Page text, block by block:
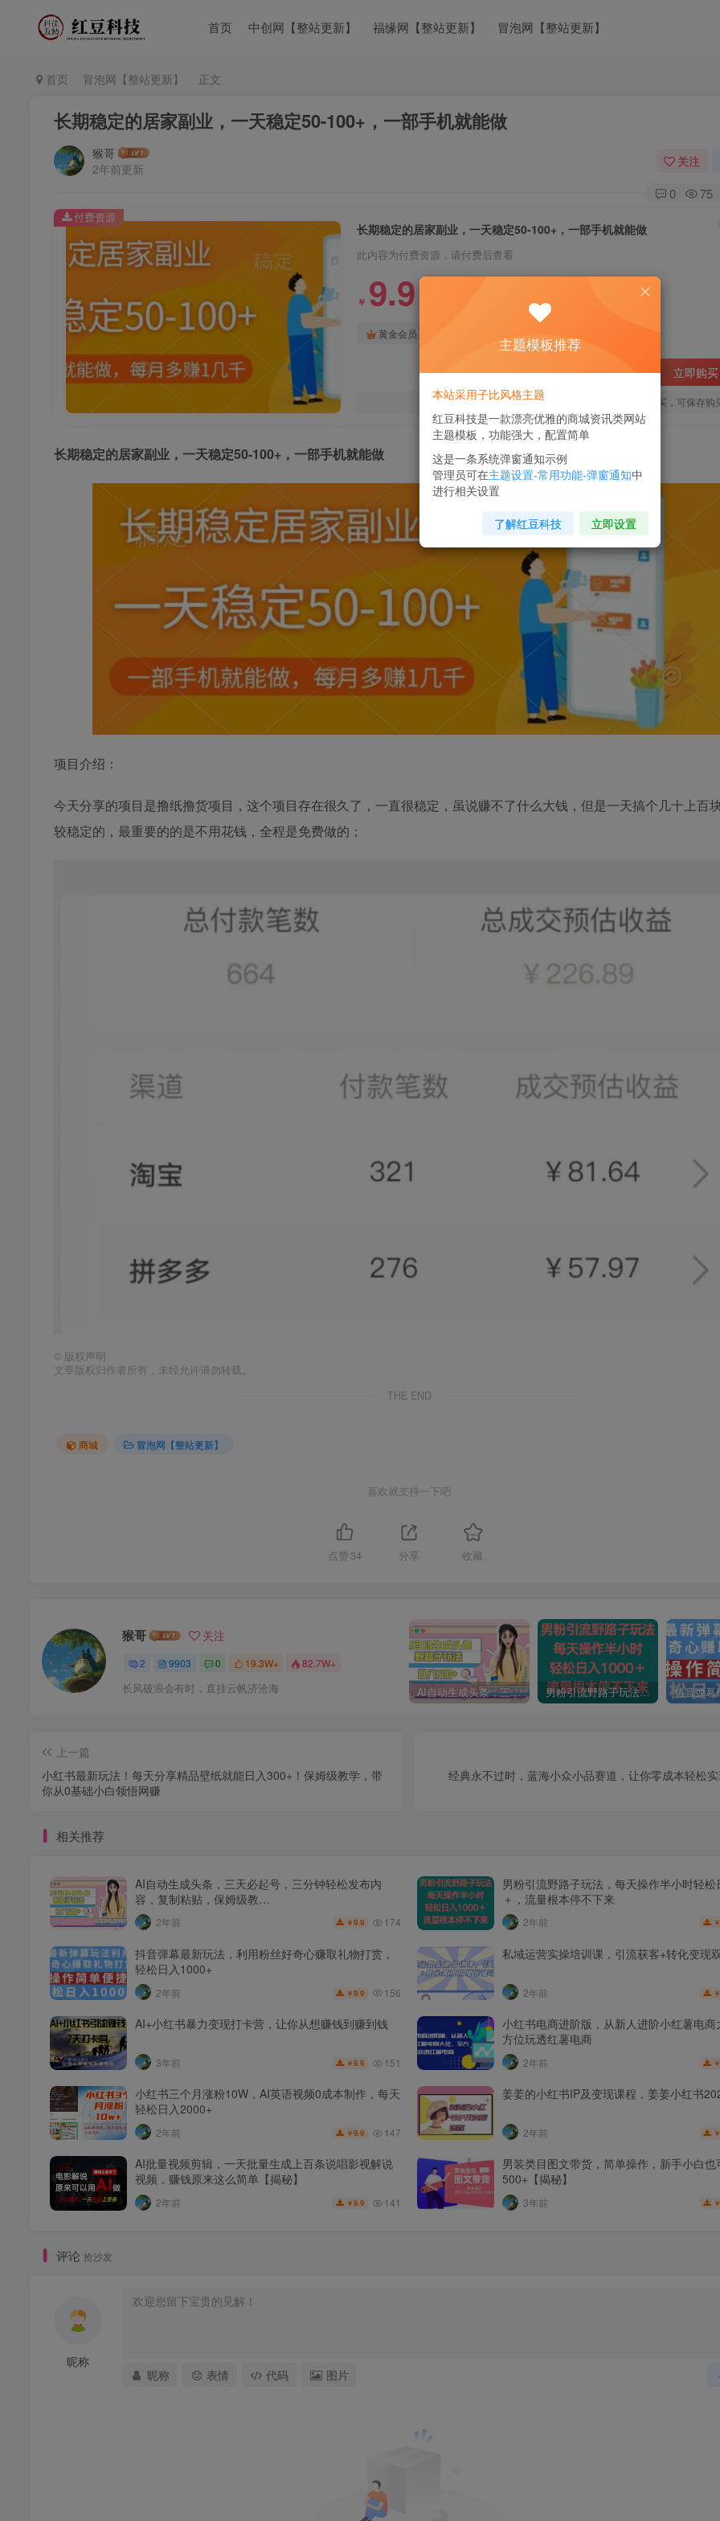
首页 中创网【整站更新】 福缘网【整站更新】 冒泡网【整站更新】
首页 冒泡网【整站更新】 正文
长期稳定的居家副业，一天稳定50-100+，一部手机就能做
猴哥
2年前更新
关注
0 75
长期稳定的居家副业，一天稳定50-100+，一部手机就能做
此内容为付费资源，请付费后查看
￥ 9.9
黄金会员
立即购买
您当前未登录！建议登陆后购买，可保存购
付费资源
长期稳定的居家副业，一天稳定50-100+，一部手机就能做
项目介绍：
今天分享的项目是撸纸撸货项目，这个项目存在很久了，一直很稳定，虽说赚不了什么大钱，但是一天搞个几十上百
较稳定的，最重要的的是不用花钱，全程是免费做的；
© 版权声明
文章版权归作者所有，未经允许请勿转载。
THE END
商城 冒泡网【整站更新】
喜欢就支持一下吧
点赞 34 分享 收藏
猴哥 关注
2 9903 0 19.3W+ 82.7W+
长风破浪会有时，直挂云帆济沧海 AI自动生成头条，三天必起号，三分钟轻松发布内容，复制粘贴，保姆级教… 男粉引流野路子玩法，每天操作半小时轻松日入1000＋，流量根本停不下来
上一篇
小红书最新玩法！每天分享精品壁纸就能日入300+！保姆级教学，带
你从0基础小白领悟网赚
经典永不过时，蓝海小众小品赛道，让你零成本轻松
相关推荐
AI自动生成头条，三天必起号，三分钟轻松发布内
容，复制粘贴，保姆级教…
2年前 ￥9.9 174
男粉引流野路子玩法，每天操作半小时轻
＋，流量根本停不下来
2年前 ￥
抖音弹幕最新玩法，利用粉丝好奇心赚取礼物打赏，
轻松日入1000+
2年前 ￥9.9 156
私域运营实操培训课，引流获客+转化变现
2年前 ￥
AI+小红书暴力变现打卡营，让你从想赚钱到赚到钱
3年前 ￥9.9 151
小红书电商进阶版，从新人进阶小红薯电商
方位玩透红薯电商
2年前 ￥
小红书三个月涨粉10W，AI英语视频0成本制作，每天
轻松日入2000+
2年前 ￥9.9 147
姜姜的小红书IP及变现课程，姜姜小红书
2年前 ￥
AI批量视频剪辑，一天批量生成上百条说唱影视解说
视频，赚钱原来这么简单【揭秘】
2年前 ￥9.9 141
男装类目图文带货，简单操作，新手小白也
500+【揭秘】
3年前 ￥
评论 抢沙发
昵称
昵称 表情 代码 图片
主题模板推荐
本站采用子比风格主题
红豆科技是一款漂亮优雅的商城资讯类网站
主题模板，功能强大，配置简单
这是一条系统弹窗通知示例
管理员可在主题设置-常用功能-弹窗通知中
进行相关设置
了解红豆科技 立即设置